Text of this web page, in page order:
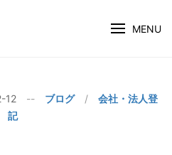
MENU
12 -- ブログ /
会社・法人登
記